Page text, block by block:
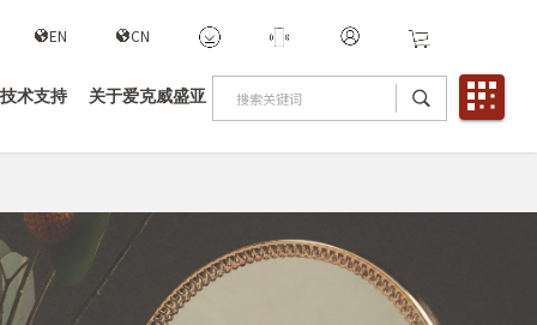
EN CN
技术支持 关于爱克威盛亚